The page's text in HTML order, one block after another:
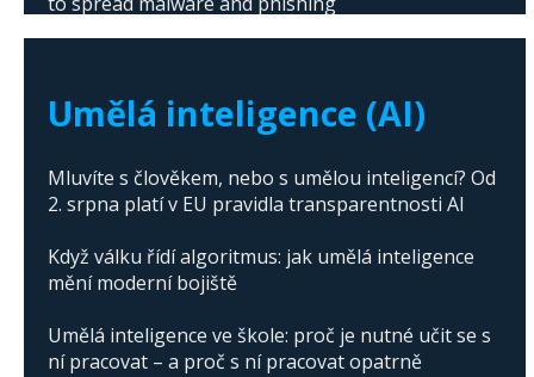
Umělá inteligence (AI)
Mluvíte s člověkem, nebo s umělou inteligencí? Od
2. srpna platí v EU pravidla transparentnosti AI
Když válku řídí algoritmus: jak umělá inteligence
mění moderní bojiště
Umělá inteligence ve škole: proč je nutné učit se s
ní pracovat – a proč s ní pracovat opatrně